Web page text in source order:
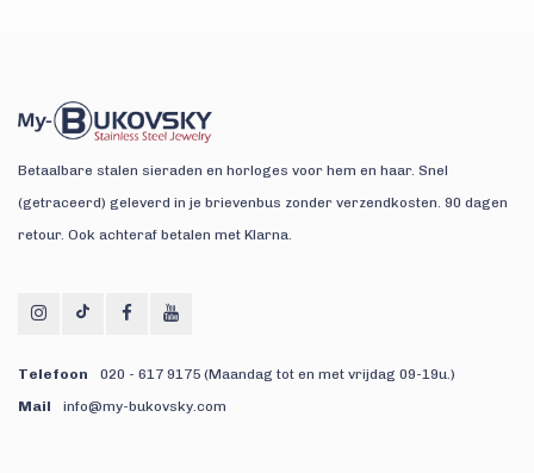
Betaalbare stalen sieraden en horloges voor hem en haar. Snel
(getraceerd) geleverd in je brievenbus zonder verzendkosten. 90 dagen
retour. Ook achteraf betalen met Klarna.
Telefoon
020 - 617 9175 (Maandag tot en met vrijdag 09-19u.)
Mail
info@my-bukovsky.com